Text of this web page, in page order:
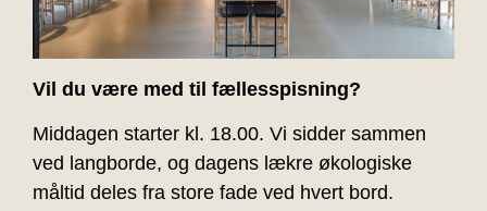
Vil du være med til fællesspisning?
Middagen starter kl. 18.00. Vi sidder sammen
ved langborde, og dagens lækre økologiske
måltid deles fra store fade ved hvert bord.